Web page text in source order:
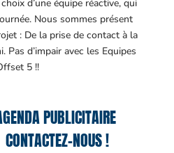
d’une équipe réactive, qui
Nous sommes présent
: De la prise de contact à la
d’impair avec les Equipes
5 !!
PUBLICITAIRE
NOUS !